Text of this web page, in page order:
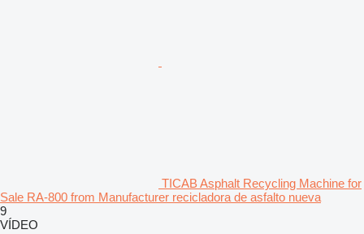
TICAB Asphalt Recycling Machine for
Sale RA-800 from Manufacturer recicladora de asfalto nueva
9
VÍDEO